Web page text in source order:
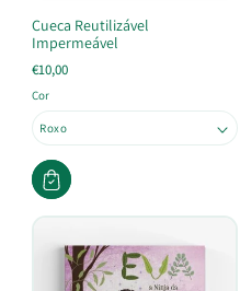
Cueca Reutilizável
Impermeável
€10,00
Cor